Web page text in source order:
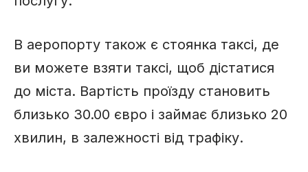
В аеропорту також є стоянка таксі, де
ви можете взяти таксі, щоб дістатися
до міста. Вартість проїзду становить
близько 30.00 євро і займає близько 20
хвилин, в залежності від трафіку.